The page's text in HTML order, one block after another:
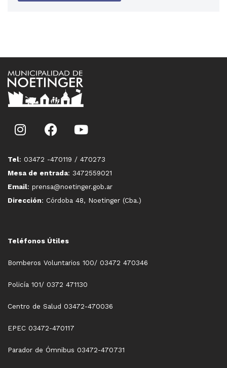
Tel: 03472 -470119 / 470273
Mesa de entrada: 3472559021
Email: prensa@noetinger.gob.ar
Dirección: Córdoba 48, Noetinger (Cba.)
Teléfonos Útiles
Bomberos Voluntarios 100/ 03472 470346
Policía 101/ 0372 471130
Centro de Salud 03472-470036
EPEC 03472-470117
Parador de Ómnibus 03472-470731